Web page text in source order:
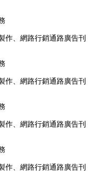
售，全面優惠中....
作、網路行銷通路廣告刊
售，全面優惠中....
作、網路行銷通路廣告刊
售，全面優惠中....
作、網路行銷通路廣告刊
售，全面優惠中....
作、網路行銷通路廣告刊